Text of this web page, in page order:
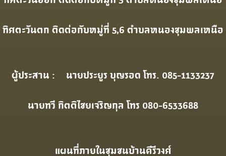
ทิศตะวันตก ติดต่อกับหมู่ที่ 5,6 ตําบลหนองชุมพลเหนือ
ผู้ประสาน : นายประยูร บุญรอด โทร. 085-1133237
นายทวี กิตติไชยเจริญกุล โทร 080-6533688
แผนที่ภายในชุมชนบ้านคีรีวงศ์